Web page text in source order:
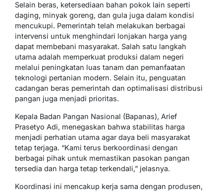
Selain beras, ketersediaan bahan pokok lain seperti
daging, minyak goreng, dan gula juga dalam kondisi
mencukupi. Pemerintah telah melakukan berbagai
intervensi untuk menghindari lonjakan harga yang
dapat membebani masyarakat. Salah satu langkah
utama adalah memperkuat produksi dalam negeri
melalui peningkatan luas tanam dan pemanfaatan
teknologi pertanian modern. Selain itu, penguatan
cadangan beras pemerintah dan optimalisasi distribusi
pangan juga menjadi prioritas.
Kepala Badan Pangan Nasional (Bapanas), Arief
Prasetyo Adi, menegaskan bahwa stabilitas harga
menjadi perhatian utama agar daya beli masyarakat
tetap terjaga. “Kami terus berkoordinasi dengan
berbagai pihak untuk memastikan pasokan pangan
tersedia dan harga tetap terkendali,” jelasnya.
Koordinasi ini mencakup kerja sama dengan produsen,